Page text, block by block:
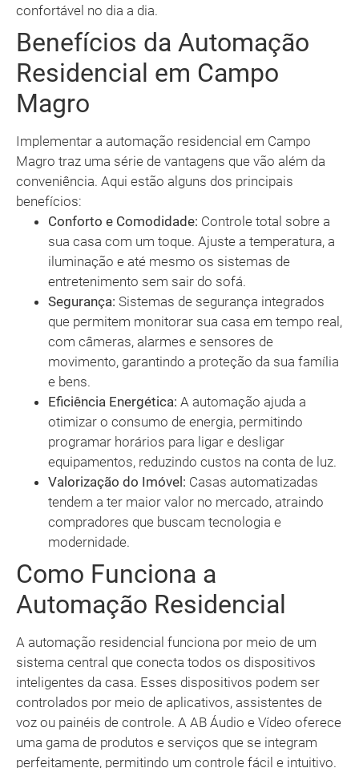
confortável no dia a dia.
Benefícios da Automação
Residencial em Campo
Magro
Implementar a automação residencial em Campo
Magro traz uma série de vantagens que vão além da
conveniência. Aqui estão alguns dos principais
benefícios:
Conforto e Comodidade: Controle total sobre a
sua casa com um toque. Ajuste a temperatura, a
iluminação e até mesmo os sistemas de
entretenimento sem sair do sofá.
Segurança: Sistemas de segurança integrados
que permitem monitorar sua casa em tempo real,
com câmeras, alarmes e sensores de
movimento, garantindo a proteção da sua família
e bens.
Eficiência Energética: A automação ajuda a
otimizar o consumo de energia, permitindo
programar horários para ligar e desligar
equipamentos, reduzindo custos na conta de luz.
Valorização do Imóvel: Casas automatizadas
tendem a ter maior valor no mercado, atraindo
compradores que buscam tecnologia e
modernidade.
Como Funciona a
Automação Residencial
A automação residencial funciona por meio de um
sistema central que conecta todos os dispositivos
inteligentes da casa. Esses dispositivos podem ser
controlados por meio de aplicativos, assistentes de
voz ou painéis de controle. A AB Áudio e Vídeo oferece
uma gama de produtos e serviços que se integram
perfeitamente, permitindo um controle fácil e intuitivo.